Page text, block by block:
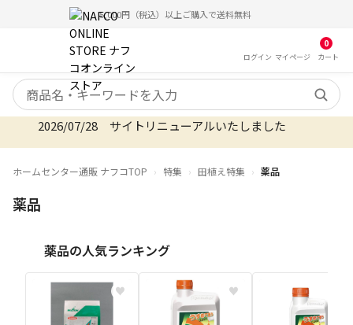
5,000円（税込）以上ご購入で送料無料
ログイン マイ ページ
0
カート
検索キーワード
2026/08/06 オンラインストア お盆期間のご注文・
2026/07/28 サイトリニューアルいたしました
ホームセンター通販 ナフコTOP 特集 田植え特集 薬品
薬品
薬品の人気ランキング
♥ ♥